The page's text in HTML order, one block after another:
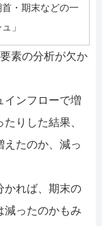
・期末などの一
」
素の分析が欠か
インフローで増
りした結果、
えたのか、減っ
かれば、期末の
減ったのかもみ